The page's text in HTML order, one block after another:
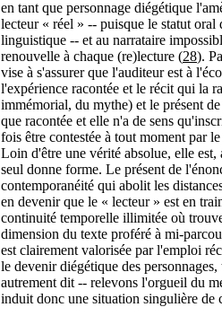
en tant que personnage diégétique
lecteur « réel » -- puisque le statut
linguistique -- et au narrataire
renouvelle à chaque (re)lecture (28).
vise à s'assurer que l'auditeur est à
l'expérience racontée et le récit qui la
immémorial, du mythe) et le présent
que racontée et elle n'a de sens
fois être contestée à tout moment par
Loin d'être une vérité absolue, elle
seul donne forme. Le présent de
contemporanéité qui abolit les
en devenir que le « lecteur » est en
continuité temporelle illimitée où
dimension du texte proféré à mi-
est clairement valorisée par l'emploi
le devenir diégétique des
autrement dit -- relevons l'orgueil du
induit donc une situation singulière